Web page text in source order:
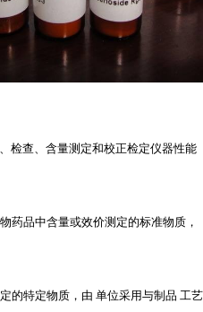
检查、含量测定和校正检定仪器性能
药品中含量或效价测定的标准物质，
的特定物质，由 单位采用与制品 工艺